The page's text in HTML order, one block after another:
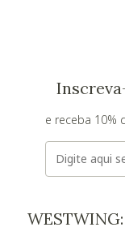
e receba 10%
E-mail